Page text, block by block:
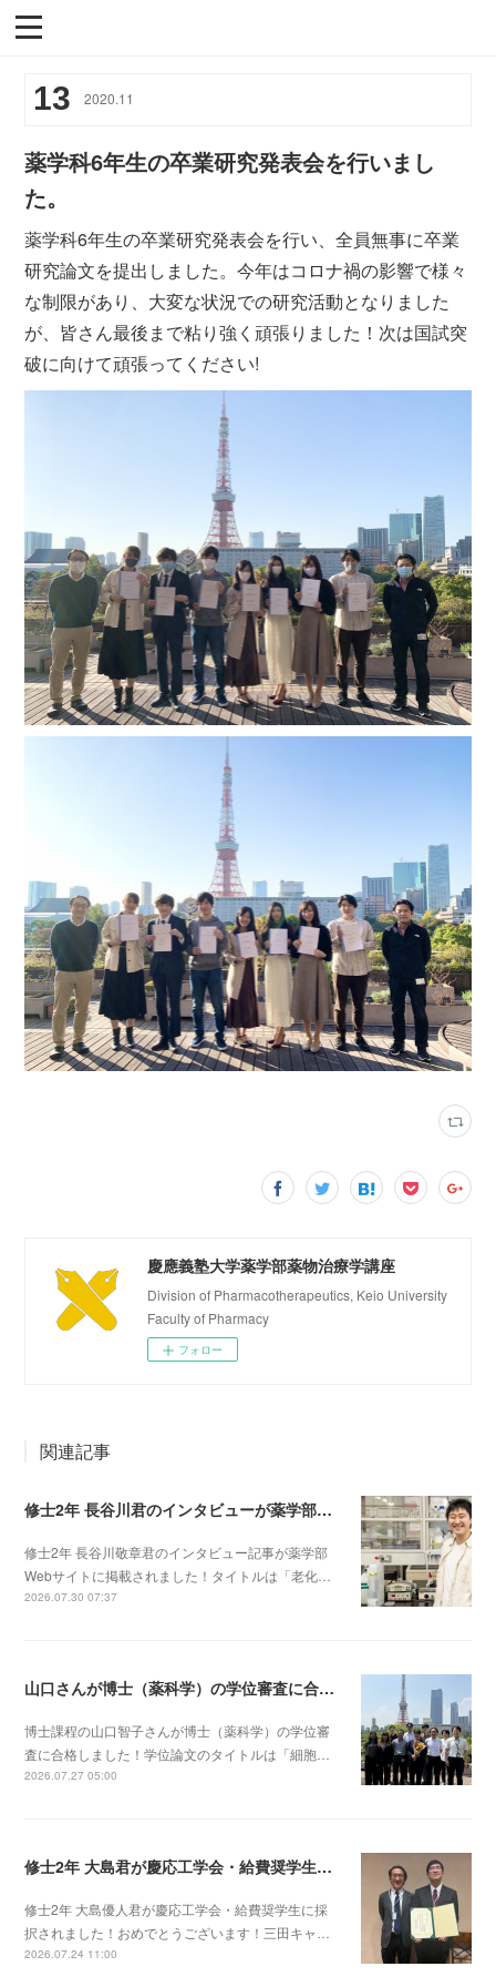
13 2020.11
薬学科6年生の卒業研究発表会を行いまし
た。
薬学科6年生の卒業研究発表会を行い、全員無事に卒業
研究論文を提出しました。今年はコロナ禍の影響で様々
な制限があり、大変な状況での研究活動となりました
が、皆さん最後まで粘り強く頑張りました！次は国試突
破に向けて頑張ってください!
慶應義塾大学薬学部薬物治療学講座
Division of Pharmacotherapeutics, Keio University
Faculty of Pharmacy
フォロー
関連記事
修士2年 長谷川君のインタビューが薬学部Webサイトに掲載されました！
修士2年 長谷川敬章君のインタビュー記事が薬学部
Webサイトに掲載されました！タイトルは「老化…
2026.07.30 07:37
山口さんが博士（薬科学）の学位審査に合格しました！
博士課程の山口智子さんが博士（薬科学）の学位審
査に合格しました！学位論文のタイトルは「細胞…
2026.07.27 05:00
修士2年 大島君が慶応工学会・給費奨学生に採択されました！
修士2年 大島優人君が慶応工学会・給費奨学生に採
択されました！おめでとうございます！三田キャ…
2026.07.24 11:00